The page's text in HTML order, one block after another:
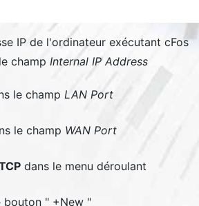
IP de l'ordinateur exécutant cFos
champ Internal IP Address
le champ LAN Port
le champ WAN Port
dans le menu déroulant
bouton " +New"